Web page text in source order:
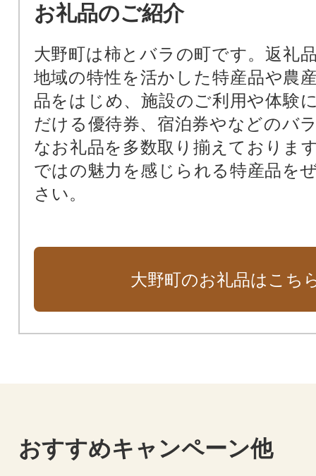
お礼品のご紹介
大野町は柿とバラの町です。返礼
地域の特性を活かした特産品や農
品をはじめ、施設のご利用や体験
だける優待券、宿泊券やなどのバ
なお礼品を多数取り揃えておりま
ではの魅力を感じられる特産品を
さい。
大野町のお礼品はこち
おすすめキャンペーン他